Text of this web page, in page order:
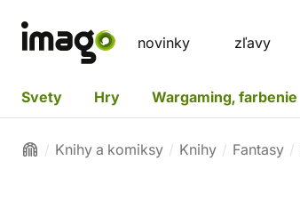
novinky zľavy
Svety Hry Wargaming, farbenie
Knihy a komiksy Knihy Fantasy